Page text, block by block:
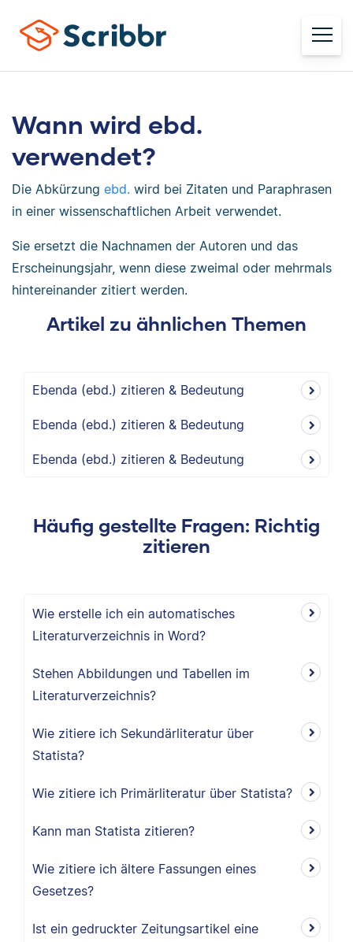
Wann wird ebd.
verwendet?
Die Abkürzung ebd. wird bei Zitaten und Paraphrasen
in einer wissenschaftlichen Arbeit verwendet.
Sie ersetzt die Nachnamen der Autoren und das
Erscheinungsjahr, wenn diese zweimal oder mehrmals
hintereinander zitiert werden.
Artikel zu ähnlichen Themen
Ebenda (ebd.) zitieren & Bedeutung
Ebenda (ebd.) zitieren & Bedeutung
Ebenda (ebd.) zitieren & Bedeutung
Häufig gestellte Fragen: Richtig
zitieren
Wie erstelle ich ein automatisches
Literaturverzeichnis in Word?
Stehen Abbildungen und Tabellen im
Literaturverzeichnis?
Wie zitiere ich Sekundärliteratur über
Statista?
Wie zitiere ich Primärliteratur über Statista?
Kann man Statista zitieren?
Wie zitiere ich ältere Fassungen eines
Gesetzes?
Ist ein gedruckter Zeitungsartikel eine